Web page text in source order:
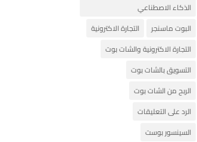
الذكاء الاصطناعي
البوت ماسنجر
التجارة الاكترونية
التجارة الاكترونية والشات بوت
التسويق بالشات بوت
الربح من الشات بوت
الرد على التعليقات
السينسور بوست